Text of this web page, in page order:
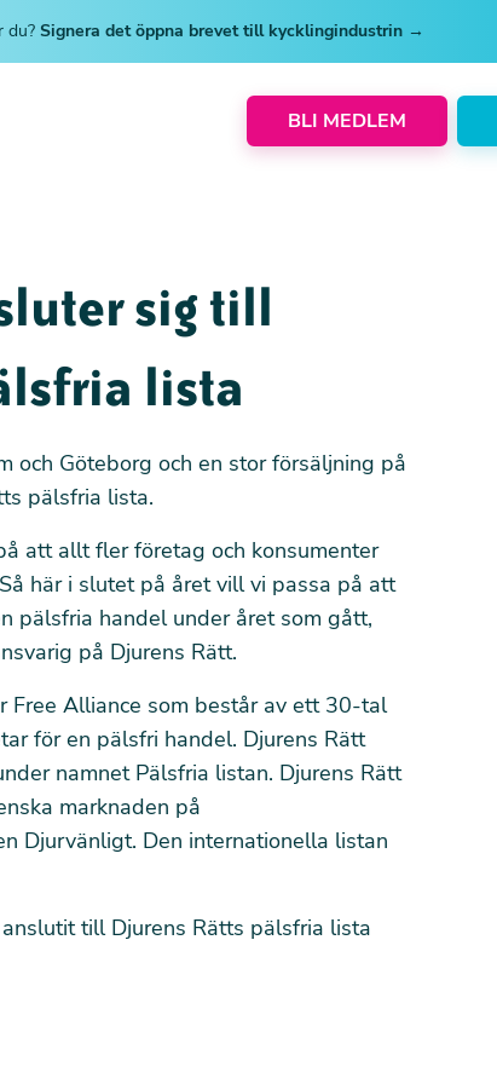
du? Signera det öppna brevet till kycklingindustrin →
BLI MEDLEM
sig till
lista
och Göteborg och en stor försäljning på
pälsfria lista.
att allt fler företag och konsumenter
här i slutet på året vill vi passa på att
pälsfria handel under året som gått,
på Djurens Rätt.
Free Alliance som består av ett 30-tal
för en pälsfri handel. Djurens Rätt
namnet Pälsfria listan. Djurens Rätt
marknaden på
Djurvänligt. Den internationella listan
till Djurens Rätts pälsfria lista